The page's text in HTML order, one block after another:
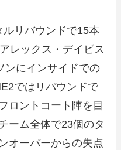
ルリバウンドで15本
レックス・デイビス
ンにインサイドでの
ではリバウンドで
ロントコート陣を目
ーム全体で23個のタ
オーバーからの失点